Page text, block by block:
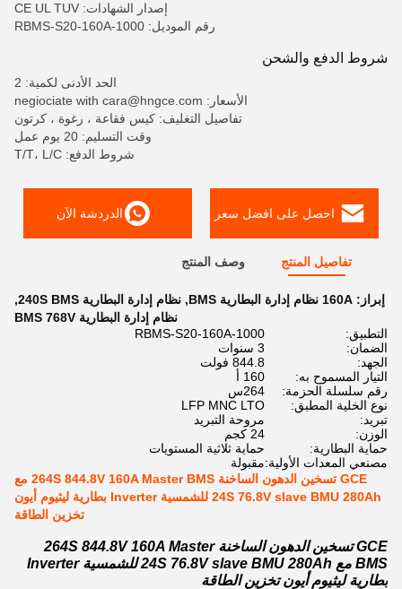
إصدار الشهادات: CE UL TUV
رقم الموديل: RBMS-S20-160A-1000
شروط الدفع والشحن
الحد الأدنى لكمية: 2
الأسعار: negiociate with cara@hngce.com
تفاصيل التغليف: كيس فقاعة ، رغوة ، كرتون
وقت التسليم: 20 يوم عمل
شروط الدفع: T/T، L/C
احصل على افضل سعر الدردشة الآن
تفاصيل المنتج وصف المنتج
إبراز: 160A نظام إدارة البطارية BMS , نظام إدارة البطارية 240S BMS
,
نظام إدارة البطارية BMS 768V
التطبيق:
RBMS-S20-160A-1000
الضمان:
3 سنوات
الجهد:
844.8 فولت
التيار المسموح به:
160 أ
رقم سلسلة الحزمة:
264س
نوع الخلية المطبق:
LFP MNC LTO
تبريد:
مروحة التبريد
الوزن:
24 كجم
حماية البطارية:
حماية ثلاثية المستويات
مصنعي المعدات الأولية:مقبولة
GCE تسخين الدهون الساخنة 264S 844.8V 160A Master BMS مع
24S 76.8V slave BMU 280Ah للشمسية Inverter بطارية ليثيوم أيون
تخزين الطاقة
GCE تسخين الدهون الساخنة 264S 844.8V 160A Master
BMS مع 24S 76.8V slave BMU 280Ah للشمسية Inverter
بطارية ليثيوم أيون تخزين الطاقة